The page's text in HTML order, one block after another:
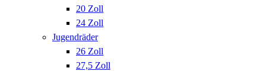
20 Zoll
24 Zoll
Jugendräder
26 Zoll
27,5 Zoll